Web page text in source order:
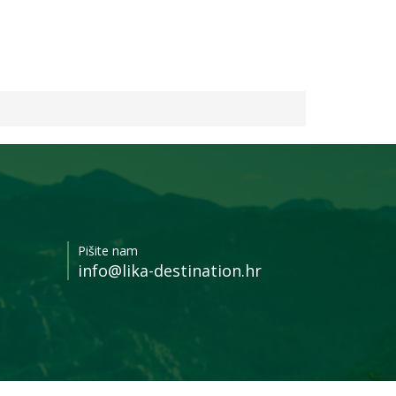
Pišite nam
info@lika-destination.hr